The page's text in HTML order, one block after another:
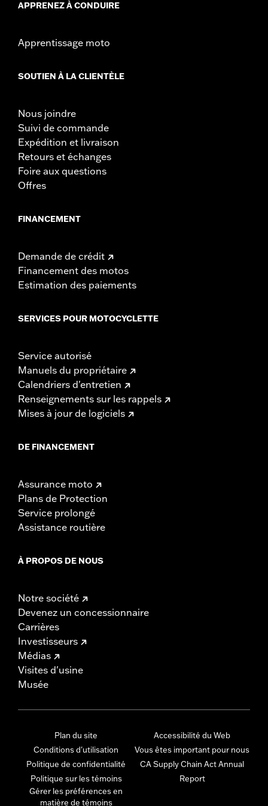
APPRENEZ À CONDUIRE
Apprentissage moto
SOUTIEN À LA CLIENTÈLE
Nous joindre
Suivi de commande
Expédition et livraison
Retours et échanges
Foire aux questions
Offres
FINANCEMENT
Demande de crédit
Financement des motos
Estimation des paiements
SERVICES POUR MOTOCYCLETTE
Service autorisé
Manuels du propriétaire
Calendriers d'entretien
Renseignements sur les rappels
Mises à jour de logiciels
DE FINANCEMENT
Assurance moto
Plans de Protection
Service prolongé
Assistance routière
À PROPOS DE NOUS
Notre société
Devenez un concessionnaire
Carrières
Investisseurs
Médias
Visites d'usine
Musée
Plan du site
Conditions d'utilisation
Politique de confidentialité
Politique sur les témoins
Gérer les préférences en
matière de témoins
Accessibilité du Web
Vous êtes important pour nous
CA Supply Chain Act Annual
Report